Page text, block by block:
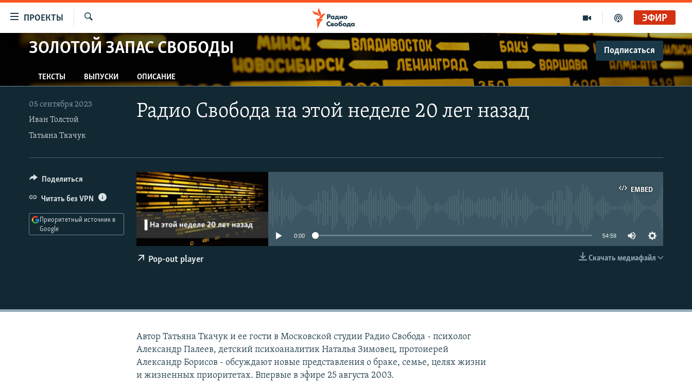
упрощенного
Вернуться
к
основному
содержанию
Вернутся
ПРОЕКТЫ
ПРОГРАММЫ
АВТОРСКИЕ ПРОЕКТЫ
ЦИТАТЫ СВОБОДЫ
МНЕНИЯ
КУЛЬТУРА
IDEL.РЕАЛИИ
КАВКАЗ.РЕАЛИИ
СЕВЕР.РЕАЛИИ
СИБИРЬ.РЕАЛИИ
РАСПИСАНИЕ ВЕЩАНИЯ
ЭФИР
ЗОЛОТОЙ ЗАПАС СВОБОДЫ Подписаться
CastBox
ТЕКСТЫ ВЫПУСКИ ОПИСАНИЕ
Радио Свобода на этой неделе 20 лет назад
05 сентября 2023
Иван Толстой
Татьяна Ткачук
EMBED
EMBED
0:00 54:59
Скачать медиафайл
Pop-out player
Поделиться
Читать без VPN
Приоритетный источник в
Google
Автор Татьяна Ткачук и ее гости в Московской студии Радио Свобода - психолог
Александр Палеев, детский психоаналитик Наталья Зимовец, протоиерей
Александр Борисов - обсуждают новые представления о браке, семье, целях жизни
и жизненных приоритетах. Впервые в эфире 25 августа 2003.